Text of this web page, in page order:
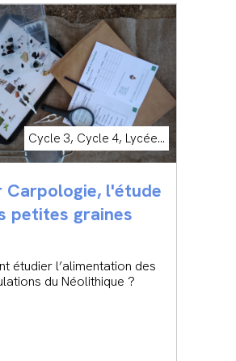
Cycle 3, Cycle 4, Lycée...
Carpologie, l'étude
petites graines
étudier l’alimentation des
du Néolithique ?